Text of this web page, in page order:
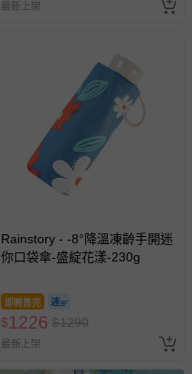
最新上架
Rainstory - -8°降溫凍齡手開迷
你口袋傘-盛綻花漾-230g
即將售完
$1226 $1290
最新上架